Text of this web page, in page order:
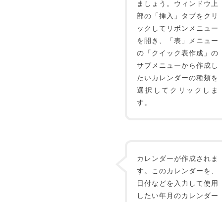
ましょう。ウィンドウ上
部の「挿入」タブをクリ
ックしてリボンメニュー
を開き、「表」メニュー
の「クイック表作成」の
サブメニューから作成し
たいカレンダーの種類を
選択してクリックしま
す。
カレンダーが作成されま
す。このカレンダーを、
日付などを入力して使用
したい年月のカレンダー